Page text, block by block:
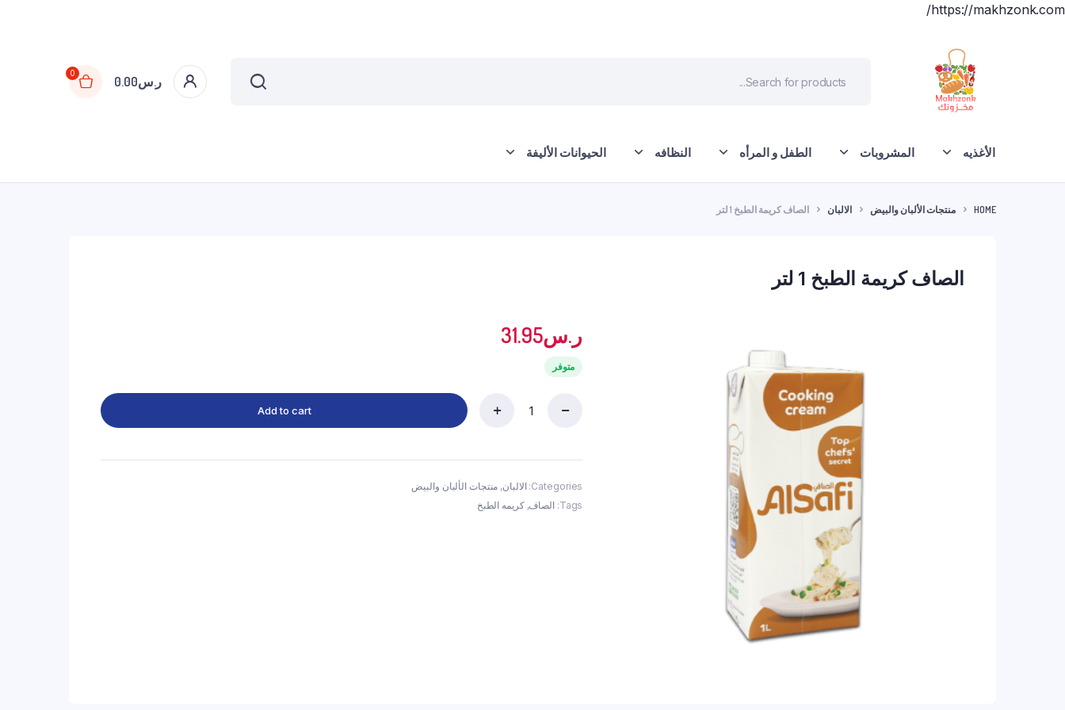
https://makhzonk.com/
ر.س0.00
0
الأغذيه المشروبات الطفل و المرأه النظافه الحيوانات الأليفة
HOME منتجات الألبان والبيض الالبان الصاف كريمة الطبخ 1 لتر
الصاف كريمة الطبخ 1 لتر
ر.س31.95
متوفر
1
quantity
Add to cart
Categories: الالبان, منتجات الألبان والبيض
Tags: الصاف,كريمه الطبخ